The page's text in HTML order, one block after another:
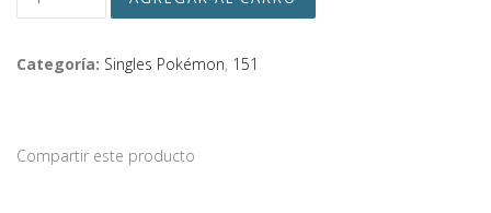
Categoría: Singles Pokémon, 151
Compartir este producto